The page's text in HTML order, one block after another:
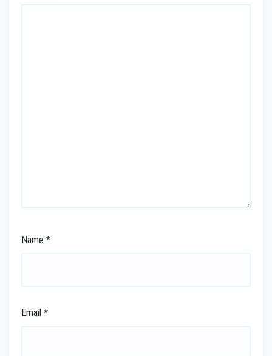
Name *
Email *